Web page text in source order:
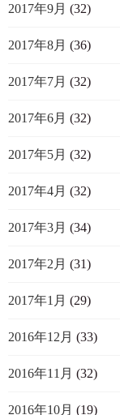
2017年9月 (32)
2017年8月 (36)
2017年7月 (32)
2017年6月 (32)
2017年5月 (32)
2017年4月 (32)
2017年3月 (34)
2017年2月 (31)
2017年1月 (29)
2016年12月 (33)
2016年11月 (32)
2016年10月 (19)